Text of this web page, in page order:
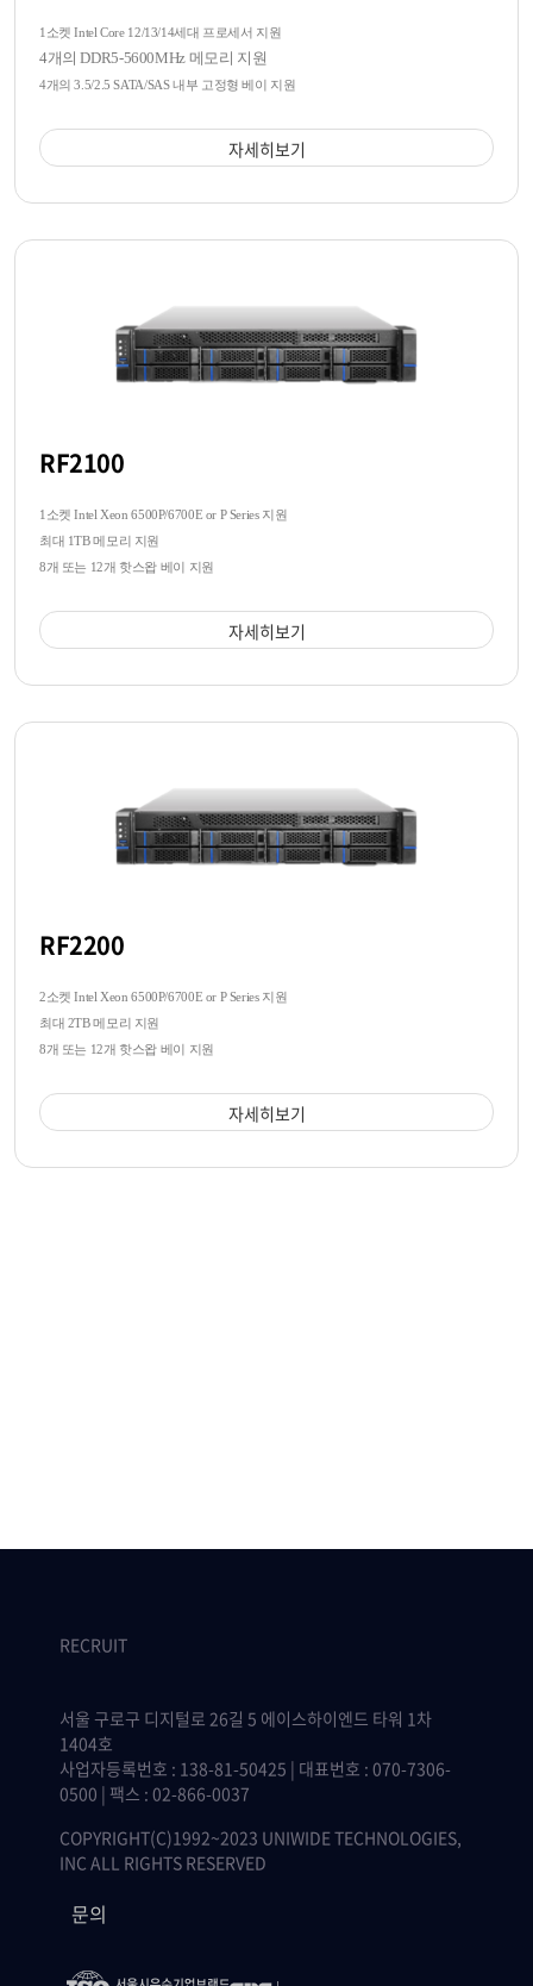
1소켓 Intel Core 12/13/14세대 프로세서 지원
4개의 DDR5-5600MHz 메모리 지원
4개의 3.5/2.5 SATA/SAS 내부 고정형 베이 지원
자세히보기
RF2100
1소켓 Intel Xeon 6500P/6700E or P Series 지원
최대 1TB 메모리 지원
8개 또는 12개 핫스왑 베이 지원
자세히보기
RF2200
2소켓 Intel Xeon 6500P/6700E or P Series 지원
최대 2TB 메모리 지원
8개 또는 12개 핫스왑 베이 지원
자세히보기
RECRUIT
서울 구로구 디지털로 26길 5 에이스하이엔드 타워 1차
1404호
사업자등록번호 : 138-81-50425 | 대표번호 : 070-7306-
0500 | 팩스 : 02-866-0037
COPYRIGHT(C)1992~2023 UNIWIDE TECHNOLOGIES,
INC ALL RIGHTS RESERVED
문의